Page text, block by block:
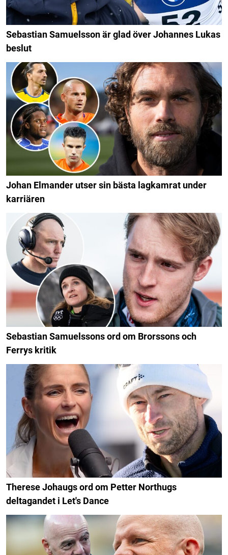
Sebastian Samuelsson är glad över Johannes Lukas
beslut
Johan Elmander utser sin bästa lagkamrat under
karriären
Sebastian Samuelssons ord om Brorssons och
Ferrys kritik
Therese Johaugs ord om Petter Northugs
deltagandet i Let's Dance